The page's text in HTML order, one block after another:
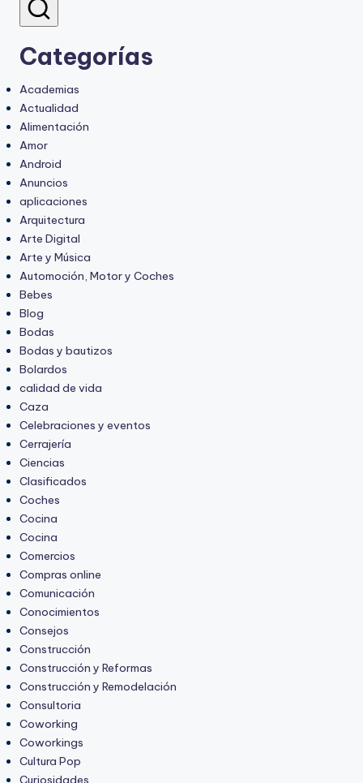
Categorías
Academias
Actualidad
Alimentación
Amor
Android
Anuncios
aplicaciones
Arquitectura
Arte Digital
Arte y Música
Automoción, Motor y Coches
Bebes
Blog
Bodas
Bodas y bautizos
Bolardos
calidad de vida
Caza
Celebraciones y eventos
Cerrajería
Ciencias
Clasificados
Coches
Cocina
Cocina
Comercios
Compras online
Comunicación
Conocimientos
Consejos
Construcción
Construcción y Reformas
Construcción y Remodelación
Consultoria
Coworking
Coworkings
Cultura Pop
Curiosidades